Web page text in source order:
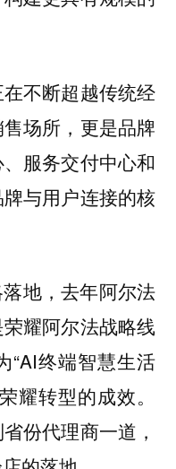
不断超越传统经
场所，更是品牌
服务交付中心和
与用户连接的核
地，去年阿尔法
耀阿尔法战略线
“AI终端智慧生活
耀转型的成效。
份代理商一道，